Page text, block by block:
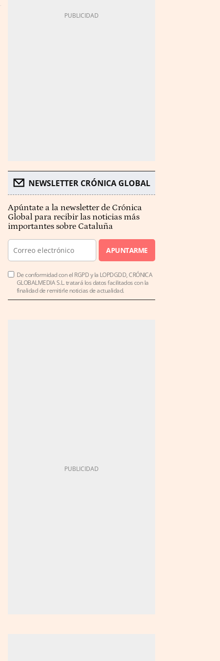
NEWSLETTER CRÓNICA GLOBAL
Apúntate a la newsletter de Crónica
Global para recibir las noticias más
importantes sobre Cataluña
APUNTARME
De conformidad con el RGPD y la LOPDGDD, CRÓNICA
GLOBALMEDIA S.L. tratará los datos facilitados con la
finalidad de remitirle noticias de actualidad.